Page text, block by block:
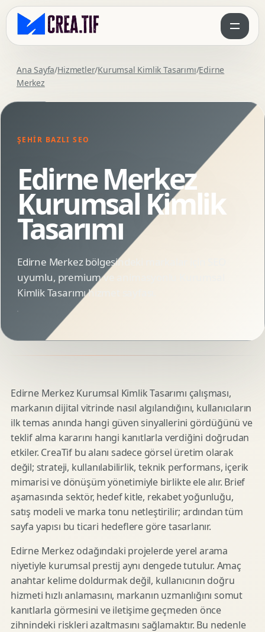
Ana Sayfa/Hizmetler/Kurumsal Kimlik Tasarımı/Edirne
Merkez
ŞEHIR BAZLI SEO
Edirne Merkez
Kurumsal Kimlik
Tasarımı
Edirne Merkez bölgesindeki markalar için SEO
uyumlu, premium ve animasyonlu Kurumsal
Kimlik Tasarımı hizmet sayfası.
Edirne Merkez Kurumsal Kimlik Tasarımı çalışması,
markanın dijital vitrinde nasıl algılandığını, kullanıcıların
ilk temas anında hangi güven sinyallerini gördüğünü ve
teklif alma kararını hangi kanıtlarla verdiğini doğrudan
etkiler. CreaTif bu alanı sadece görsel üretim olarak
değil; strateji, kullanılabilirlik, teknik performans, içerik
mimarisi ve dönüşüm yönetimiyle birlikte ele alır. Brief
aşamasında sektör, hedef kitle, rekabet yoğunluğu,
satış modeli ve marka tonu netleştirilir; ardından tüm
sayfa yapısı bu ticari hedeflere göre tasarlanır.
Edirne Merkez odağındaki projelerde yerel arama
niyetiyle kurumsal prestij aynı dengede tutulur. Amaç
anahtar kelime doldurmak değil, kullanıcının doğru
hizmeti hızlı anlamasını, markanın uzmanlığını somut
kanıtlarla görmesini ve iletişime geçmeden önce
zihnindeki riskleri azaltmasını sağlamaktır. Bu nedenle